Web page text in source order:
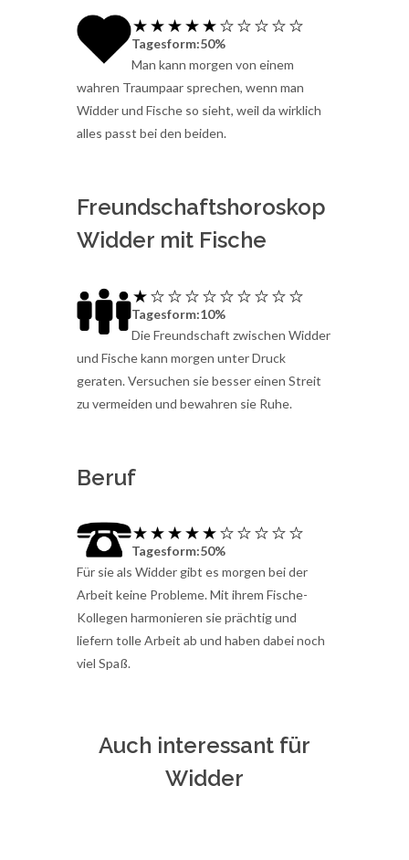
Tagesform:50%
Man kann morgen von einem
wahren Traumpaar sprechen, wenn man
Widder und Fische so sieht, weil da wirklich
alles passt bei den beiden.
Freundschaftshoroskop
Widder mit Fische
Tagesform:10%
Die Freundschaft zwischen Widder
und Fische kann morgen unter Druck
geraten. Versuchen sie besser einen Streit
zu vermeiden und bewahren sie Ruhe.
Beruf
Tagesform:50%
Für sie als Widder gibt es morgen bei der
Arbeit keine Probleme. Mit ihrem Fische-
Kollegen harmonieren sie prächtig und
liefern tolle Arbeit ab und haben dabei noch
viel Spaß.
Auch interessant für
Widder